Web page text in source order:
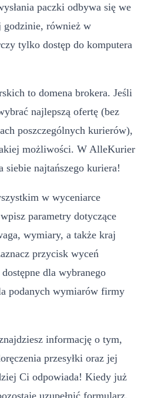
paczki odbywa się we
godzinie, również w
tylko dostęp do komputera
to domena brokera. Jeśli
najlepszą ofertę (bez
poszczególnych kurierów),
możliwości. W AlleKurier
siebie najtańszego kuriera!
w wyceniarce
parametry dotyczące
wymiary, a także kraj
przycisk wyceń
dla wybranego
podanych wymiarów firmy
informację o tym,
przesyłki oraz jej
Ci odpowiada! Kiedy już
uzupełnić formularz.